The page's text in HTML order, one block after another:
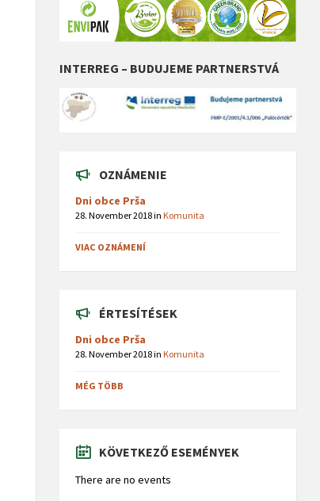
INTERREG – BUDUJEME PARTNERSTVÁ
OZNÁMENIE
Dni obce Prša
28. November 2018inKomunita
VIAC OZNÁMENÍ
ÉRTESÍTÉSEK
Dni obce Prša
28. November 2018inKomunita
MÉG TÖBB
KÖVETKEZŐ ESEMÉNYEK
There are no events